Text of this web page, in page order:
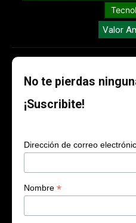
Valor
No te pierdas
¡Suscribite!
Dirección de correo
Nombre *